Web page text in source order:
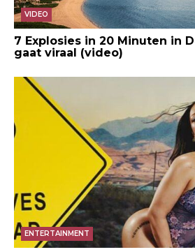
VIDEO
7 Explosies in 20 Minuten in
gaat viraal (video)
ENTERTAINMENT